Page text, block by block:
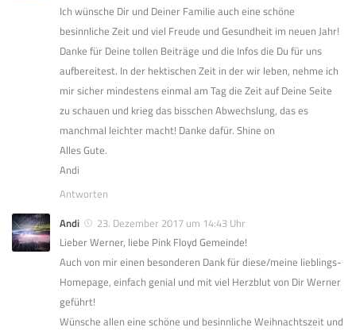
Ich wünsche Dir und Deiner Familie auch eine schöne
besinnliche Zeit und viel Freude und Gesundheit im neuen Jahr!
Danke für Deine tollen Beiträge und die Infos die Du für uns
aufbereitest. In der hektischen Zeit in der wir leben, nehme ich
mir sicher mindestens einmal am Tag die Zeit auf Deine Seite
zu schauen und krieg das bisschen Abwechslung, das es
manchmal leichter macht! Danke dafür. Shine on
Alles Gute.
Andi
Antworten
Andi
23. Dezember 2017 um 14:43 Uhr
Lieber Werner, liebe Pink Floyd Gemeinde!
Auch von mir einen besonderen Dank für diese/meine lieblings-
Homepage, einfach genial und mit viel Herzblut von Dir Werner
geführt!
Wünsche allen eine schöne und besinnliche Weihnachtszeit und